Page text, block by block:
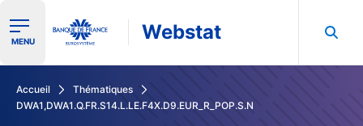
Ouvrir le menu de navigation
MENU Webstat
Accueil
Thématiques
DWA1,DWA1.Q.FR.S14.L.LE.F4X.D9.EUR_R_POP.S.N